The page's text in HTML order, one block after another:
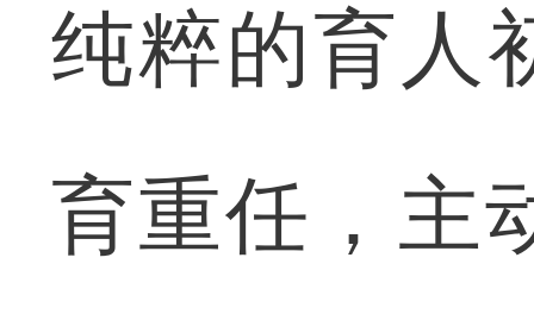
纯粹的育人
育重任，主